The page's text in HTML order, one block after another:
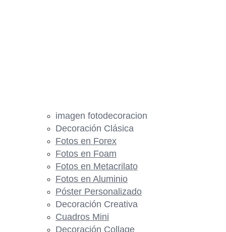
imagen fotodecoracion
Decoración Clásica
Fotos en Forex
Fotos en Foam
Fotos en Metacrilato
Fotos en Aluminio
Póster Personalizado
Decoración Creativa
Cuadros Mini
Decoración Collage